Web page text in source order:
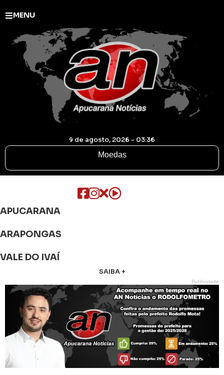
MENU
9 de agosto, 2026 - 03:36
Moedas
APUCARANA
ARAPONGAS
VALE DO IVAÍ
SAIBA +
Publicidade